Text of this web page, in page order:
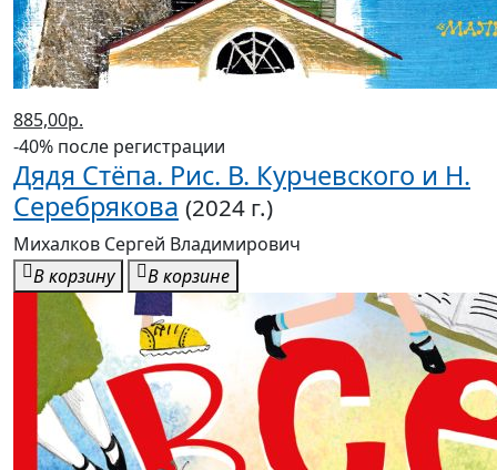
885,00р.
-40% после регистрации
Дядя Стёпа. Рис. В. Курчевского и Н.
Серебрякова (2024 г.)
Михалков Сергей Владимирович
В корзину
В корзине